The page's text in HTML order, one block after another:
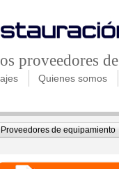
proveedores de
Quienes somos
Proveedores de equipamiento